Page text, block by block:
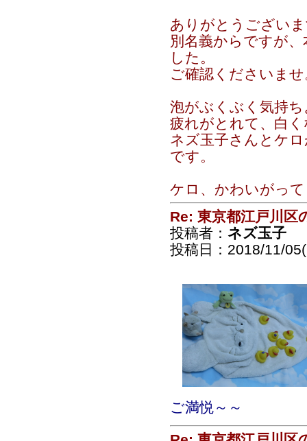
ありがとうござい
別名義からですが
した。
ご確認くださいませ
泡がぶくぶく気持
疲れがとれて、白
ネズ玉子さんとケ
です。
ケロ、かわいがっ
Re: 東京都江戸川区
投稿者： ネズ玉子
投稿日：2018/11/
ご満悦～～